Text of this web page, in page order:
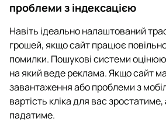
проблеми з індексацією
Навіть ідеально налаштований
грошей, якщо сайт працює
помилки. Пошукові системи
на який веде реклама. Якщо сайт
завантаження або проблеми з
вартість кліка для вас
падатиме.